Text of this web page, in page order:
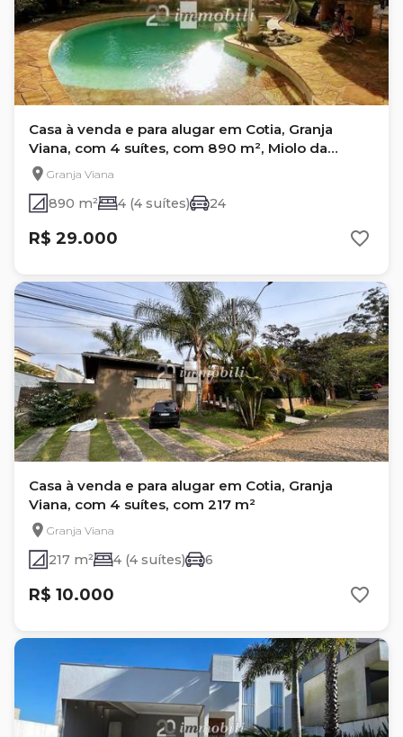
Casa à venda e para alugar em Cotia, Granja
Viana, com 4 suítes, com 890 m², Miolo da
GranjaGranja Viana
890 m² 4 (4 suítes) 24
R$ 29.000
Casa à venda e para alugar em Cotia, Granja
Viana, com 4 suítes, com 217 m²
Granja Viana
217 m² 4 (4 suítes) 6
R$ 10.000